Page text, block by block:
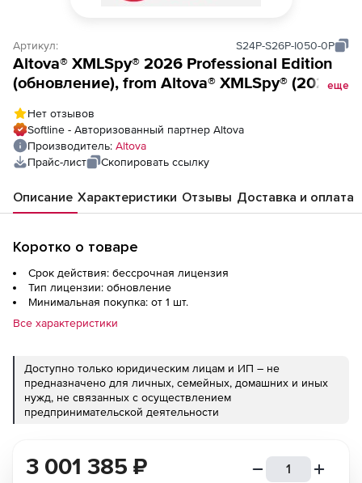
Артикул: S24P-S26P-I050-0P
Altova® XMLSpy® 2026 Professional Edition
(обновление), from Altova® XMLSpy® (2024
XMLSpy® 2026 Professional Edition Installed
Users (50)
еще
Нет отзывов
Softline - Авторизованный партнер Altova
Производитель: Altova
Прайс-лист
Скопировать ссылку
Описание Характеристики Отзывы Доставка и оплата
Коротко о товаре
Срок действия: бессрочная лицензия
Тип лицензии: обновление
Минимальная покупка: от 1 шт.
Все характеристики
Доступно только юридическим лицам и ИП – не
предназначено для личных, семейных, домашних и иных
нужд, не связанных с осуществлением
предпринимательской деятельности
3 001 385 ₽